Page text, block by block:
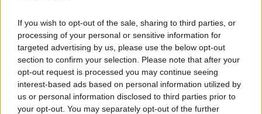
If you wish to opt-out of the sale, sharing to third parties, or
processing of your personal or sensitive information for
targeted advertising by us, please use the below opt-out
section to confirm your selection. Please note that after your
opt-out request is processed you may continue seeing
interest-based ads based on personal information utilized by
us or personal information disclosed to third parties prior to
your opt-out. You may separately opt-out of the further
deblocat 16,7 miliarde din SAFE